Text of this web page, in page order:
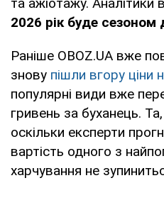
та ажіотажу.
2026 рік буде сезоном
Раніше OBOZ.UA вже
знову пішли вгору ціни
популярні види вже
гривень за буханець.
оскільки експерти
вартість одного з
харчування не